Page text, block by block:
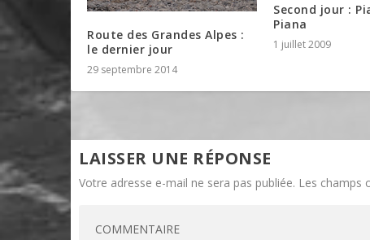
Route des Grandes Alpes :
le dernier jour
29 septembre 2014
Second jour :
Piana
1 juillet 2009
LAISSER UNE RÉPONSE
Votre adresse e-mail ne sera pas publiée. Les champs